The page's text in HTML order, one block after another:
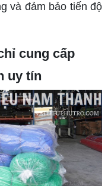
và đảm bảo tiến độ
cung cấp
uy tín